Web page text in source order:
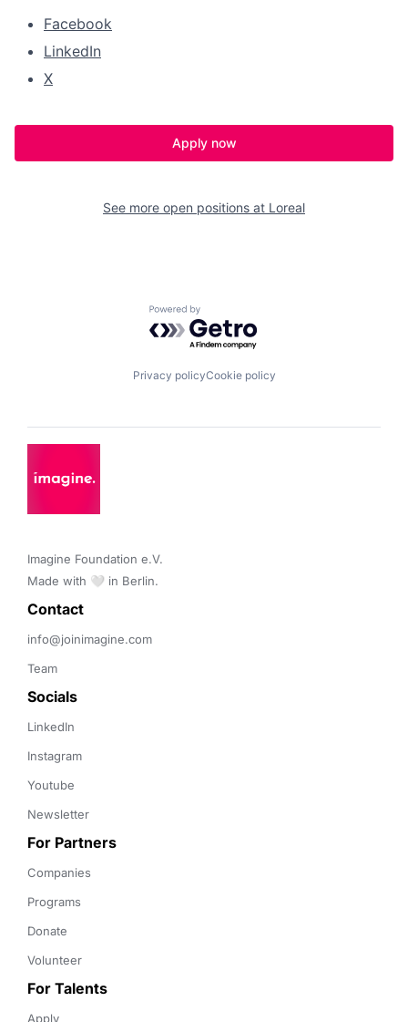
Facebook
LinkedIn
X
Apply now
See more open positions at Loreal
Powered by Getro.com
Privacy policyCookie policy
Imagine Foundation e.V.
Made with 🤍 in Berlin.
Contact
info@joinimagine.com
Team
Socials
LinkedIn
Instagram
Youtube
Newsletter
For Partners
Companies
Programs
Donate
Volunteer
For Talents
Apply